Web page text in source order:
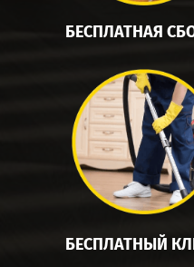
БЕСПЛАТНАЯ
БЕСПЛАТНЫЙ